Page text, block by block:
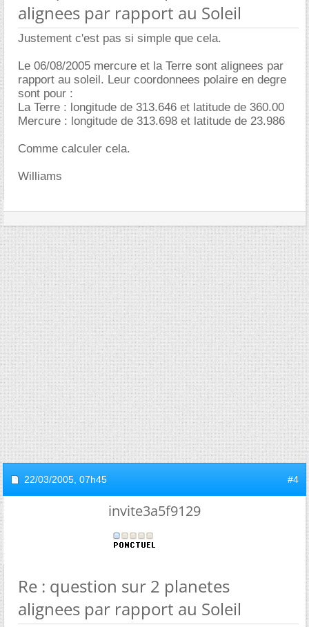
alignees par rapport au Soleil
Justement c'est pas si simple que cela.
Le 06/08/2005 mercure et la Terre sont alignees par
rapport au soleil. Leur coordonnees polaire en degre
sont pour :
La Terre : longitude de 313.646 et latitude de 360.00
Mercure : longitude de 313.698 et latitude de 23.986
Comme calculer cela.
Williams
22/03/2005, 07h45 #4
invite3a5f9129
Re : question sur 2 planetes
alignees par rapport au Soleil